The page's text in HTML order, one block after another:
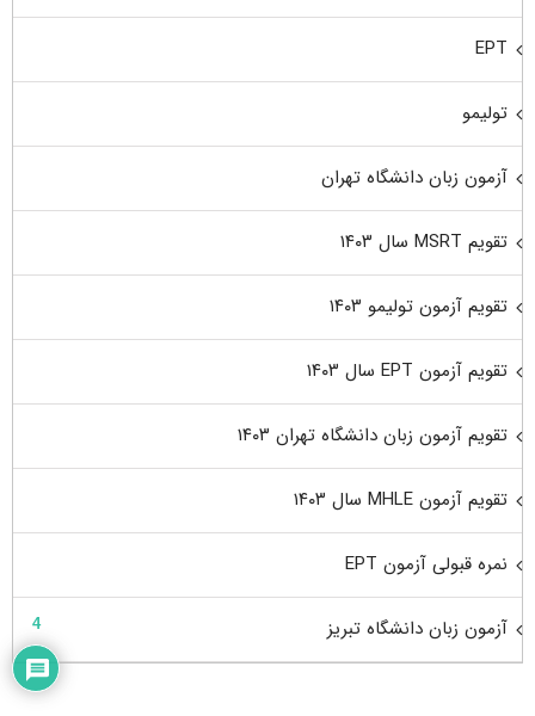
EPT
تولیمو
آزمون زبان دانشگاه تهران
تقویم MSRT سال ۱۴۰۳
تقویم آزمون تولیمو ۱۴۰۳
تقویم آزمون EPT سال ۱۴۰۳
تقویم آزمون زبان دانشگاه تهران ۱۴۰۳
تقویم آزمون MHLE سال ۱۴۰۳
نمره قبولی آزمون EPT
آزمون زبان دانشگاه تبریز 4